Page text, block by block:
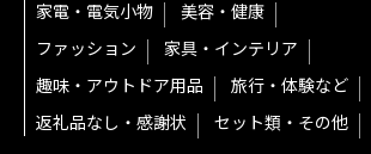
家電・電気小物
美容・健康
ファッション
家具・インテリア
趣味・アウトドア用品
旅行・体験など
返礼品なし・感謝状
セット類・その他